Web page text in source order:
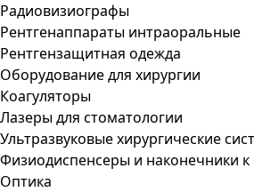
Радиовизиографы
Рентгенаппараты интраоральные
Рентгензащитная одежда
Оборудование для хирургии
Коагуляторы
Лазеры для стоматологии
Ультразвуковые хирургические
Физиодиспенсеры и наконечники
Оптика